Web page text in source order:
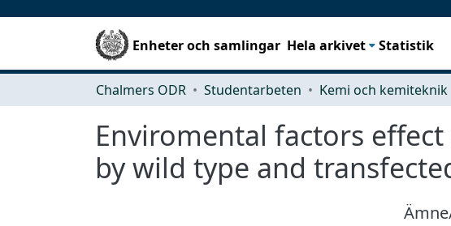
Enheter och samlingar Hela arkivet Statistik
Chalmers ODR Studentarbeten Kemi och kemiteknik
Enviromental factors
by wild type and